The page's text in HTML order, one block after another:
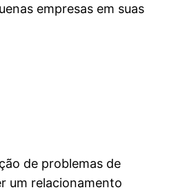
empresas em suas
de problemas de
um relacionamento